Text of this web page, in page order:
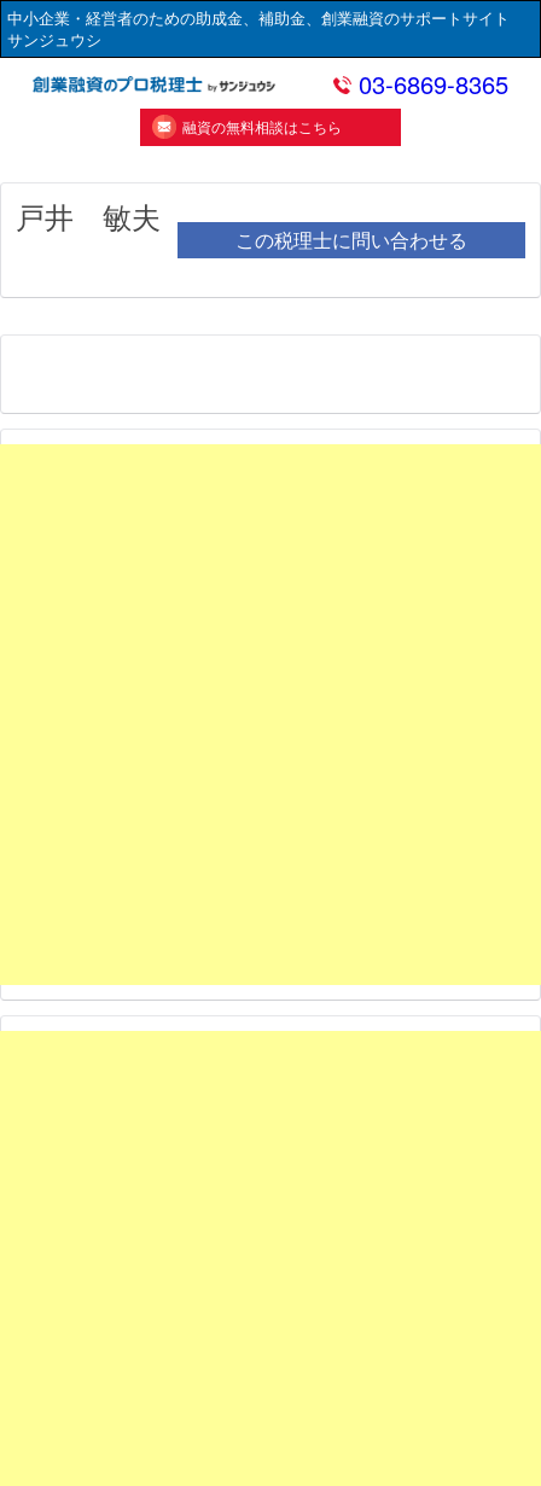
中小企業・経営者のための助成金、補助金、創業融資のサポートサイト
サンジュウシ
03-6869-8365
融資の無料相談はこちら
戸井 敏夫
この税理士に問い合わせる